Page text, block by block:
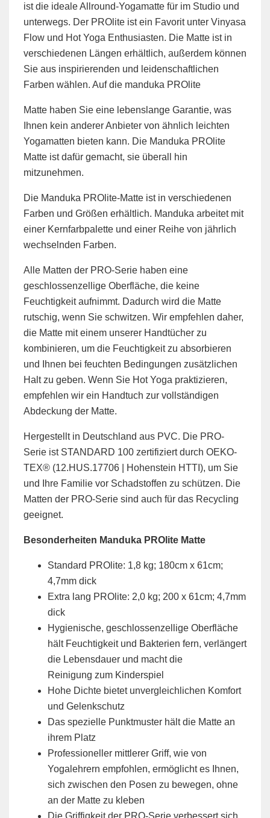
ist die ideale Allround-Yogamatte für im Studio und
unterwegs. Der PROlite ist ein Favorit unter Vinyasa
Flow und Hot Yoga Enthusiasten. Die Matte ist in
verschiedenen Längen erhältlich, außerdem können
Sie aus inspirierenden und leidenschaftlichen
Farben wählen. Auf die manduka PROlite
Matte haben Sie eine lebenslange Garantie, was
Ihnen kein anderer Anbieter von ähnlich leichten
Yogamatten bieten kann. Die Manduka PROlite
Matte ist dafür gemacht, sie überall hin
mitzunehmen.
Die Manduka PROlite-Matte ist in verschiedenen
Farben und Größen erhältlich. Manduka arbeitet mit
einer Kernfarbpalette und einer Reihe von jährlich
wechselnden Farben.
Alle Matten der PRO-Serie haben eine
geschlossenzellige Oberfläche, die keine
Feuchtigkeit aufnimmt. Dadurch wird die Matte
rutschig, wenn Sie schwitzen. Wir empfehlen daher,
die Matte mit einem unserer Handtücher zu
kombinieren, um die Feuchtigkeit zu absorbieren
und Ihnen bei feuchten Bedingungen zusätzlichen
Halt zu geben. Wenn Sie Hot Yoga praktizieren,
empfehlen wir ein Handtuch zur vollständigen
Abdeckung der Matte.
Hergestellt in Deutschland aus PVC. Die PRO-
Serie ist STANDARD 100 zertifiziert durch OEKO-
TEX®️ (12.HUS.17706 | Hohenstein HTTI), um Sie
und Ihre Familie vor Schadstoffen zu schützen. Die
Matten der PRO-Serie sind auch für das Recycling
geeignet.
Besonderheiten Manduka PROlite Matte
Standard PROlite: 1,8 kg; 180cm x 61cm;
4,7mm dick
Extra lang PROlite: 2,0 kg; 200 x 61cm; 4,7mm
dick
Hygienische, geschlossenzellige Oberfläche
hält Feuchtigkeit und Bakterien fern, verlängert
die Lebensdauer und macht die
Reinigung zum Kinderspiel
Hohe Dichte bietet unvergleichlichen Komfort
und Gelenkschutz
Das spezielle Punktmuster hält die Matte an
ihrem Platz
Professioneller mittlerer Griff, wie von
Yogalehrern empfohlen, ermöglicht es Ihnen,
sich zwischen den Posen zu bewegen, ohne
an der Matte zu kleben
Die Griffigkeit der PRO-Serie verbessert sich